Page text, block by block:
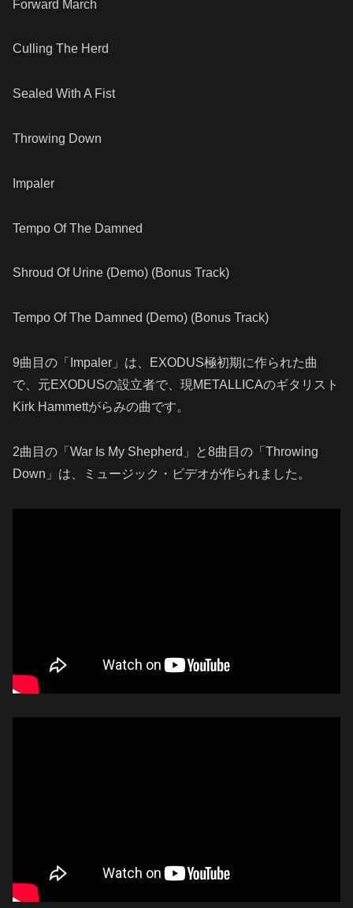
Forward March
Culling The Herd
Sealed With A Fist
Throwing Down
Impaler
Tempo Of The Damned
Shroud Of Urine (Demo) (Bonus Track)
Tempo Of The Damned (Demo) (Bonus Track)
9曲目の「Impaler」は、EXODUS極初期に作られた曲
で、元EXODUSの設立者で、現METALLICAのギタリスト
Kirk Hammettがらみの曲です。
2曲目の「War Is My Shepherd」と8曲目の「Throwing
Down」は、ミュージック・ビデオが作られました。